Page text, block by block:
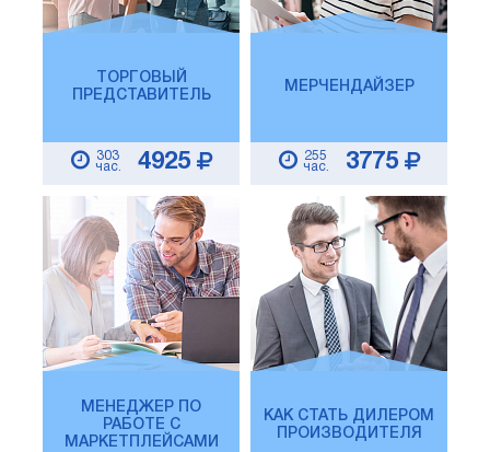
ТОРГОВЫЙ
ПРЕДСТАВИТЕЛЬ
303
час.
4925
МЕРЧЕНДАЙЗЕР
255
час.
3775
МЕНЕДЖЕР ПО
РАБОТЕ С
МАРКЕТПЛЕЙСАМИ
КАК СТАТЬ ДИЛЕРОМ
ПРОИЗВОДИТЕЛЯ